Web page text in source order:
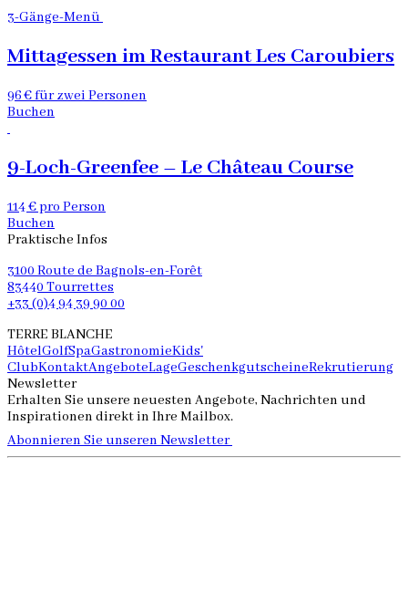
3-Gänge-Menü
Mittagessen im Restaurant Les Caroubiers
96 € für zwei Personen
Buchen
9-Loch-Greenfee – Le Château Course
114 € pro Person
Buchen
Praktische Infos
3100 Route de Bagnols-en-Forêt
83440 Tourrettes
+33 (0)4 94 39 90 00
TERRE BLANCHE
HôtelGolfSpaGastronomieKids'
ClubKontaktAngeboteLageGeschenkgutscheineRekrutierung
Newsletter
Erhalten Sie unsere neuesten Angebote, Nachrichten und
Inspirationen direkt in Ihre Mailbox.
Abonnieren Sie unseren Newsletter